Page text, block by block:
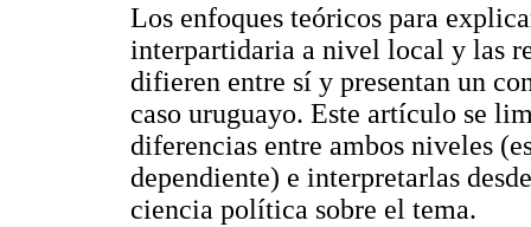
Los enfoques teóricos para
interpartidaria a nivel local y las
difieren entre sí y presentan un
caso uruguayo. Este artículo se
diferencias entre ambos niveles
dependiente) e interpretarlas
ciencia política sobre el tema.